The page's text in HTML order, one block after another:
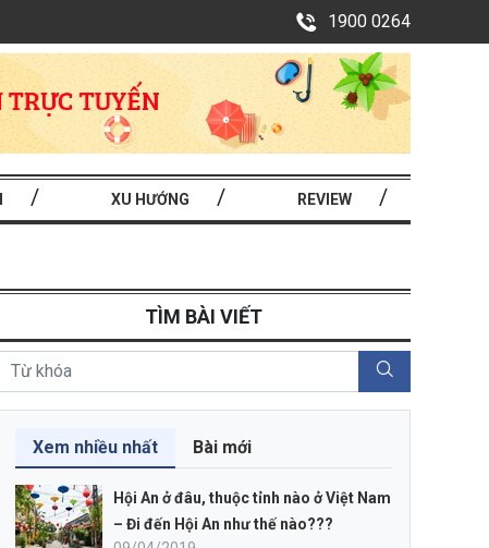
1900 0264
XU HƯỚNG REVIEW
TÌM BÀI VIẾT
Xem nhiều nhất Bài mới
Hội An ở đâu, thuộc tỉnh nào ở Việt Nam
– Đi đến Hội An như thế nào???